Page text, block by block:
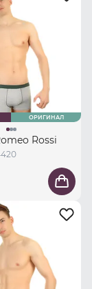
ОРИГИНАЛ
Rossi